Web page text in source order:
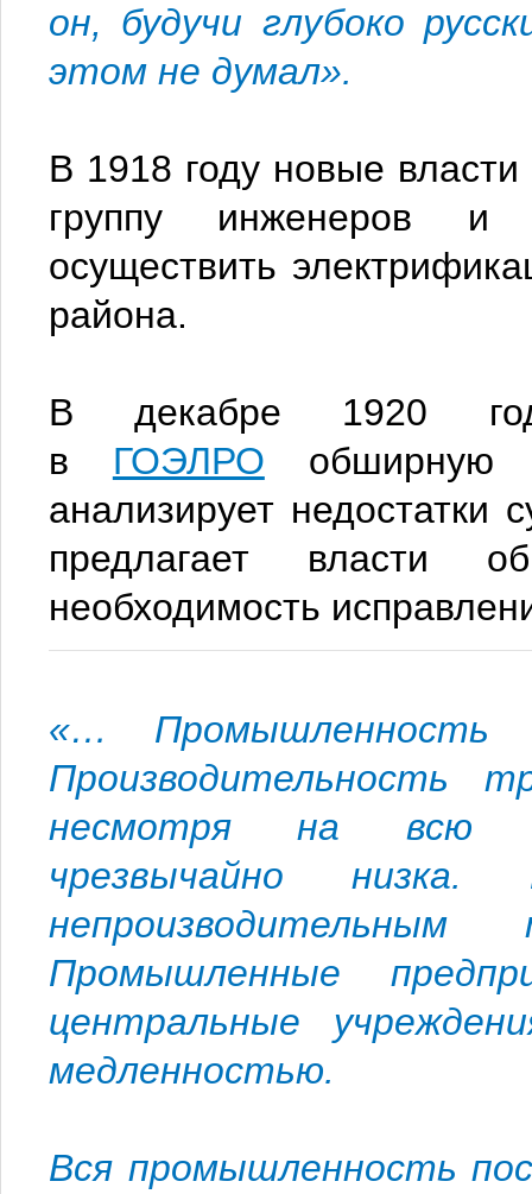
он, будучи глубоко
этом не думал».
В 1918 году новые
группу инженеров и
осуществить
района.
В декабре 1920
в ГОЭЛРО обширную
анализирует недостатки
предлагает власти
необходимость
«… Промышленность
Производительность
несмотря на всю
чрезвычайно
Промышленные
центральные
медленностью.
Вся промышленность